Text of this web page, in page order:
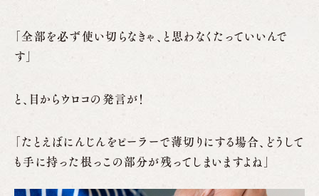
「全部を必ず使い切らなきゃ、と思わなくたっていいんで
す」
と、目からウロコの発言が！
「たとえばにんじんをピーラーで薄切りにする場合、どうして
も手に持った根っこの部分が残ってしまいますよね」